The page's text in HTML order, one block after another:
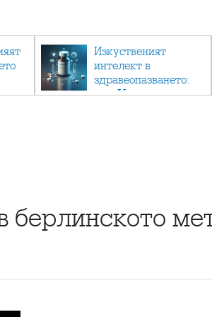
Изкуственият
интелект в
здравеопазването:
как AI променя
берлинското